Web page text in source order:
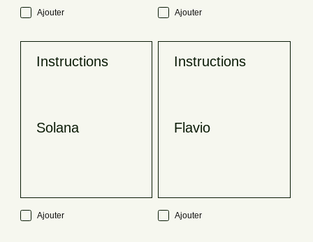
Ajouter Ajouter
Instructions
Solana
Ajouter
Instructions
Flavio
Ajouter